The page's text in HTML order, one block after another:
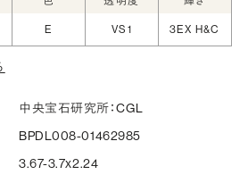
ピンクダイヤモンドなど、お好みの
グすることができます。ショッピング
E VS1 3EX H&C
中央宝石研究所：CGL
BPDL008-01462985
3.67-3.7x2.24